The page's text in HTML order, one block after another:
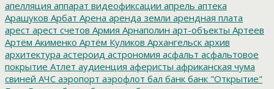
апелляция аппарат видеофиксации апрель аптека
Арашуков Арбат Арена аренда земли арендная плата
арест арест счетов Армия Арнаполин арт-объекты Артеев
Артём Акименко Артём Куликов Архангельск архив
архитектура астероид астрономия асфальт асфальтовое
покрытие Атлет аудиенция аферисты африканская чума
свиней АЧС аэропорт аэрофлот бал банк банк "Открытие"